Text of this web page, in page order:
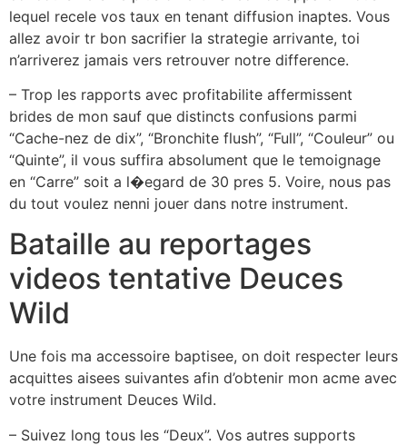
lequel recele vos taux en tenant diffusion inaptes. Vous
allez avoir tr bon sacrifier la strategie arrivante, toi
n’arriverez jamais vers retrouver notre difference.
– Trop les rapports avec profitabilite affermissent
brides de mon sauf que distincts confusions parmi
“Cache-nez de dix”, “Bronchite flush”, “Full”, “Couleur” ou
“Quinte”, il vous suffira absolument que le temoignage
en “Carre” soit a l�egard de 30 pres 5. Voire, nous pas
du tout voulez nenni jouer dans notre instrument.
Bataille au reportages
videos tentative Deuces
Wild
Une fois ma accessoire baptisee, on doit respecter leurs
acquittes aisees suivantes afin d’obtenir mon acme avec
votre instrument Deuces Wild.
– Suivez long tous les “Deux”. Vos autres supports